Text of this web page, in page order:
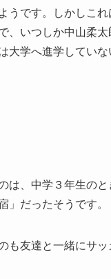
うです。しかしこ
、いつしか中山柔
学へ進学していな
は、中学３年生の
」だったそうです。
も友達と一緒にサ